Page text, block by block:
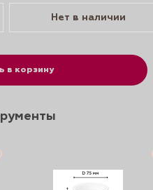
Нет в наличии
в корзину